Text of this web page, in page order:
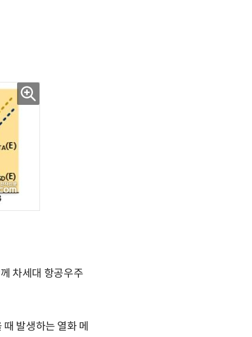
차세대 항공우주
발생하는 열화 메